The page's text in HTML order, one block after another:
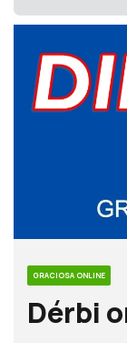
GRACIOSA ONLINE
Dérbi